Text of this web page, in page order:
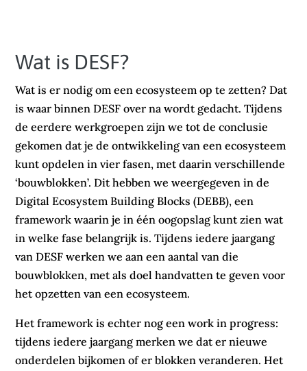
Wat is DESF?
Wat is er nodig om een ecosysteem op te zetten? Dat
is waar binnen DESF over na wordt gedacht. Tijdens
de eerdere werkgroepen zijn we tot de conclusie
gekomen dat je de ontwikkeling van een ecosysteem
kunt opdelen in vier fasen, met daarin verschillende
‘bouwblokken’. Dit hebben we weergegeven in de
Digital Ecosystem Building Blocks (DEBB), een
framework waarin je in één oogopslag kunt zien wat
in welke fase belangrijk is. Tijdens iedere jaargang
van DESF werken we aan een aantal van die
bouwblokken, met als doel handvatten te geven voor
het opzetten van een ecosysteem.
Het framework is echter nog een work in progress:
tijdens iedere jaargang merken we dat er nieuwe
onderdelen bijkomen of er blokken veranderen. Het